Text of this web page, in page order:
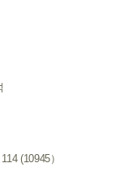
(10945）